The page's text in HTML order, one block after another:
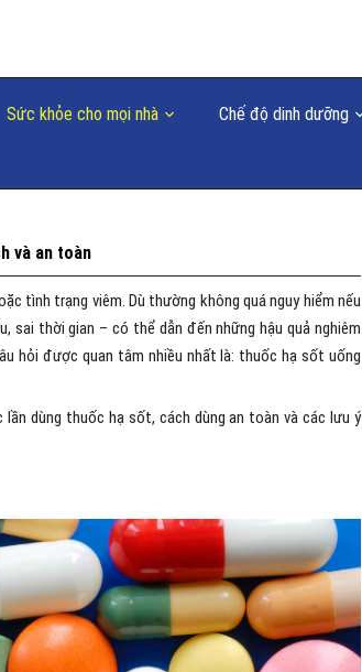
Sức khỏe cho mọi nhà Chế độ dinh dưỡng
và an toàn
tình trạng viêm. Dù thường không quá nguy hiểm nếu
thời gian – có thể dẫn đến những hậu quả nghiêm
hỏi được quan tâm nhiều nhất là: thuốc hạ sốt uống
dùng thuốc hạ sốt, cách dùng an toàn và các lưu ý